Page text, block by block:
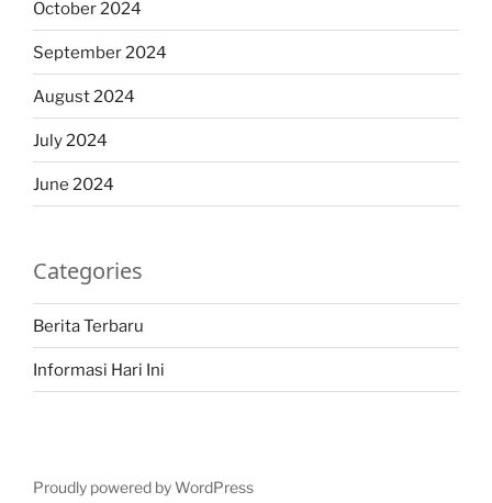
October 2024
September 2024
August 2024
July 2024
June 2024
Categories
Berita Terbaru
Informasi Hari Ini
Proudly powered by WordPress